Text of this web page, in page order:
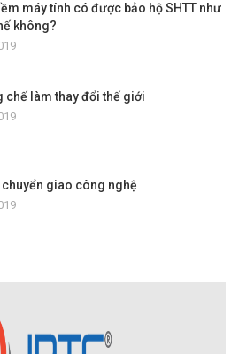
máy tính có được bảo hộ SHTT như
không?
chế làm thay đổi thế giới
chuyển giao công nghệ